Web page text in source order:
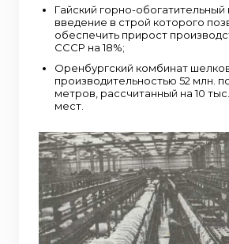
Гайский горно-обогатительный
введение в строй которого
обеспечить прирост
СССР на 18%;
Оренбургский комбинат
производительностью 52 млн.
метров, рассчитанный на 10
мест.